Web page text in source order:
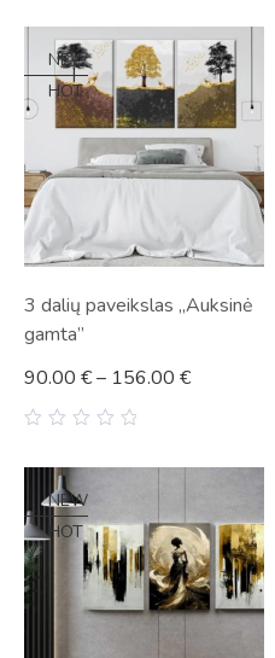
NEW
HOT
3 dalių paveikslas „Auksinė
gamta”
90.00 €– 156.00 €
NEW
HOT